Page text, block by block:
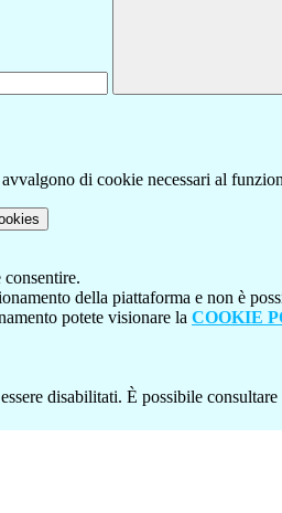
di cookie necessari al
della piattaforma e non è
potete visionare la COOKIE
disabilitati. È possibile